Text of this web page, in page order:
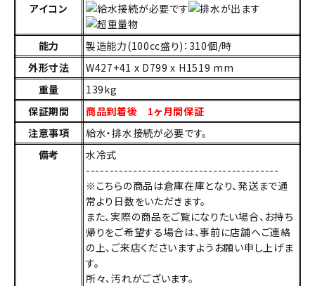
アイコン
能力
製造能力(100cc盛り)：310個/時
外形寸法
W427+41 x D799 x H1519 mm
重量
139kg
保証期間
商品到着後 1ヶ月間保証
注意事項
給水・排水接続が必要です。
備考
水冷式
-----------------------------------------
※こちらの商品は倉庫在庫となり、発送まで通
常より日数をいただきます。
また、実際の商品をご覧になりたい場合、お持ち
帰りをご希望する場合は、事前に店舗へご連絡
の上、ご来店くださいますようお願い申し上げま
す。
所々、汚れがございます。